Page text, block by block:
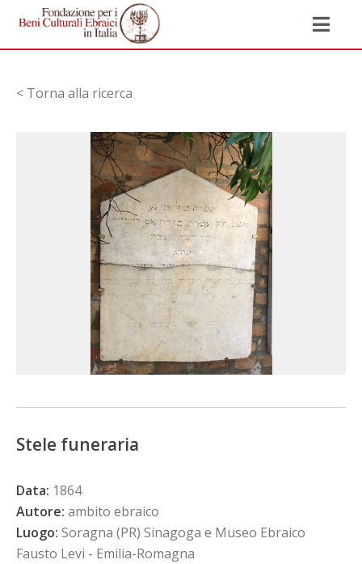
< Torna alla ricerca
Stele funeraria
Data: 1864
Autore: ambito ebraico
Luogo: Soragna (PR) Sinagoga e Museo Ebraico
Fausto Levi - Emilia-Romagna